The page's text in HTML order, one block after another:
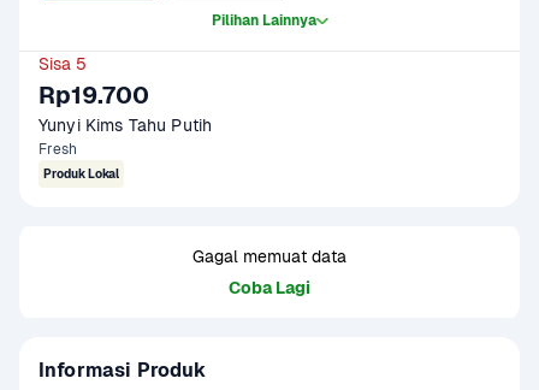
Pilihan Lainnya
Sisa 5
Rp19.700
Yunyi Kims Tahu Putih
Fresh
Produk Lokal
Gagal memuat data
Coba Lagi
Informasi Produk